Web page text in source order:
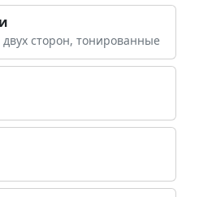
сторон, тонированные